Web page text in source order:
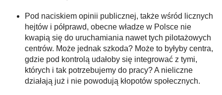
Pod naciskiem opinii publicznej, także wśród licznych
hejtów i półprawd, obecne władze w Polsce nie
kwapią się do uruchamiania nawet tych pilotażowych
centrów. Może jednak szkoda? Może to byłyby centra,
gdzie pod kontrolą udałoby się integrować z tymi,
których i tak potrzebujemy do pracy? A nieliczne
działają już i nie powodują kłopotów społecznych.